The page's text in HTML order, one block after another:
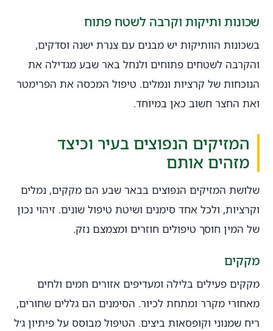
שכונות ותיקות וקרבה לשטח פתוח
בשכונות הוותיקות יש מבנים עם צנרת ישנה וסדקים,
והקרבה לשטחים פתוחים ולנחל באר שבע מגדילה את
הנוכחות של קרציות ונמלים. טיפול המכסה את הפרימטר
ואת החצר חשוב כאן במיוחד.
המזיקים הנפוצים בעיר וכיצד
מזהים אותם
שלושת המזיקים הנפוצים בבאר שבע הם מקקים, נמלים
וקרציות, ולכל אחד סימנים ושיטת טיפול שונים. זיהוי נכון
של המין חוסך טיפולים חוזרים ומצמצם נזק.
מקקים
מקקים פעילים בלילה ומעדיפים אזורים חמים ולחים
מאחורי מקרר ומתחת לכיור. הסימנים הם גללים שחורים,
ריח שמנוני וקופסאות ביצים. הטיפול מבוסס על פיתיון ג׳ל